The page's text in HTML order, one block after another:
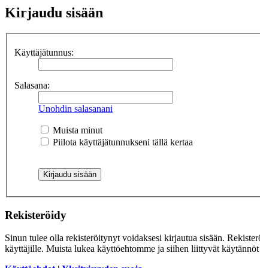
Kirjaudu sisään
Käyttäjätunnus:
Salasana:
Unohdin salasanani
Muista minut
Piilota käyttäjätunnukseni tällä kertaa
Rekisteröidy
Sinun tulee olla rekisteröitynyt voidaksesi kirjautua sisään.
käyttäjille. Muista lukea käyttöehtomme ja siihen liittyvät